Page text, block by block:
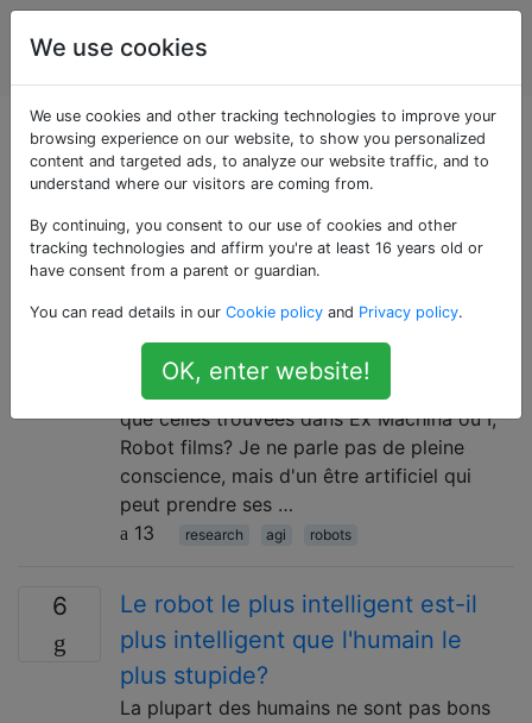
Intelligence
artificielle
Questions marquées
«robots»
4
Dans quelle mesure sommes-nous
proches de créer Ex Machina?
tenté de créer ou ont déjà créé un robot IA
qui peut être aussi proche de l'intelligence
que celles trouvées dans Ex Machina ou I,
Robot films? Je ne parle pas de pleine
conscience, mais d'un être artificiel qui
peut prendre ses …
13
research agi robots
6
Le robot le plus intelligent est-il
plus intelligent que l'humain le
plus stupide?
La plupart des humains ne sont pas bons
We use cookies
We use cookies and other tracking technologies to improve your
browsing experience on our website, to show you personalized
content and targeted ads, to analyze our website traffic, and to
understand where our visitors are coming from.
By continuing, you consent to our use of cookies and other
tracking technologies and affirm you're at least 16 years old or
have consent from a parent or guardian.
You can read details in our Cookie policy and Privacy policy.
OK, enter website!